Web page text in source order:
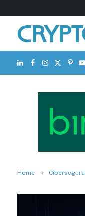
LinkedIn
Facebook
Instagram
X
(Twitter)
Home »